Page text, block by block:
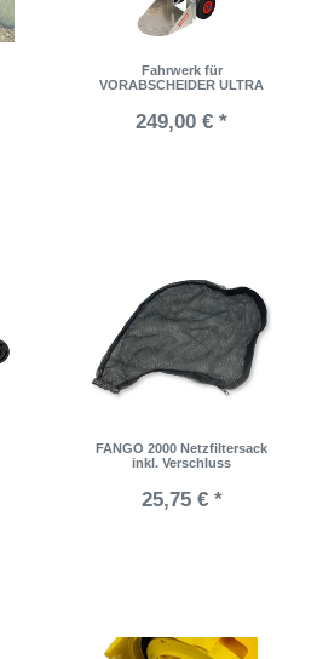
Fahrwerk für
VORABSCHEIDER ULTRA
249,00 € *
FANGO 2000 Netzfiltersack
inkl. Verschluss
25,75 € *